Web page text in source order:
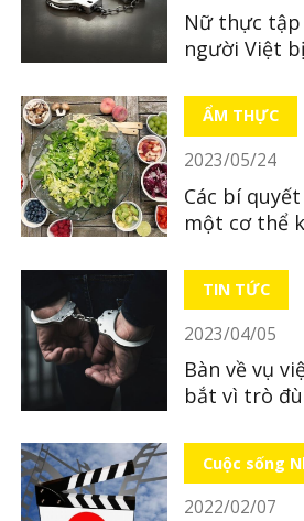
Nữ thực
người Việt
ẨM THỰC
2023/05/24
Các bí
một cơ thể
TIN TỨC
2023/04/05
Bàn về vụ
bắt vì trò
Cuộc sống
2022/02/07